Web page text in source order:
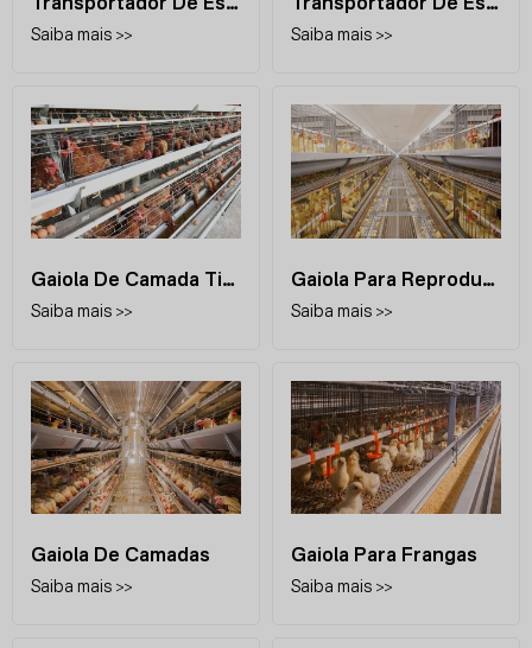
Saiba mais >> Saiba mais >>
Gaiola De Camada Tipo A
Saiba mais >>
Gaiola Para Reprodutoras Poedeiras
Saiba mais >>
Gaiola De Camadas
Saiba mais >>
Gaiola Para Frangas
Saiba mais >>